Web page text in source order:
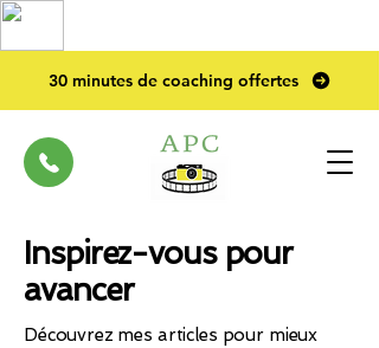
30 minutes de coaching offertes
Inspirez-vous pour
avancer
Découvrez mes articles pour mieux